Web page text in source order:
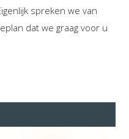
spreken we van
dat we graag voor u